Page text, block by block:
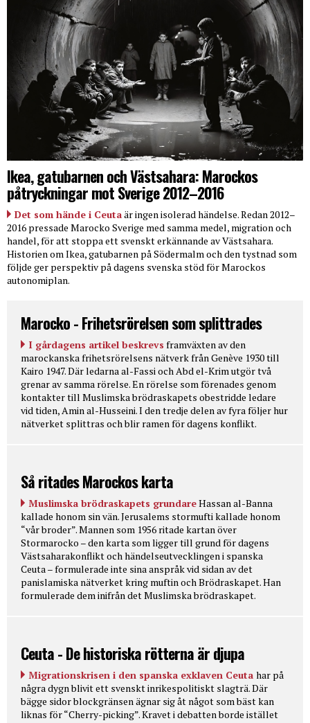
Ikea, gatubarnen och Västsahara: Marockos
påtryckningar mot Sverige 2012–2016
Det som hände i Ceutaär ingen isolerad händelse. Redan 2012–
2016 pressade Marocko Sverige med samma medel, migration och
handel, för att stoppa ett svenskt erkännande av Västsahara.
Historien om Ikea, gatubarnen på Södermalm och den tystnad som
följde ger perspektiv på dagens svenska stöd för Marockos
autonomiplan.
Marocko - Frihetsrörelsen som splittrades
I gårdagens artikel beskrevs framväxten av den
marockanska frihetsrörelsens nätverk från Genève 1930 till
Kairo 1947. Där ledarna al-Fassi och Abd el-Krim utgör två
grenar av samma rörelse. En rörelse som förenades genom
kontakter till Muslimska brödraskapets obestridde ledare
vid tiden, Amin al-Husseini. I den tredje delen av fyra följer hur
nätverket splittras och blir ramen för dagens konflikt.
Så ritades Marockos karta
Muslimska brödraskapets grundareHassan al-Banna
kallade honom sin vän. Jerusalems stormufti kallade honom
“vår broder”. Mannen som 1956 ritade kartan över
Stormarocko – den karta som ligger till grund för dagens
Västsaharakonflikt och händelseutvecklingen i spanska
Ceuta – formulerade inte sina anspråk vid sidan av det
panislamiska nätverket kring muftin och Brödraskapet. Han
formulerade dem inifrån det Muslimska brödraskapet.
Ceuta - De historiska rötterna är djupa
Migrationskrisen i den spanska exklaven Ceuta har på
några dygn blivit ett svenskt inrikespolitiskt slagträ. Där
bägge sidor blockgränsen ägnar sig åt något som bäst kan
liknas för “Cherry-picking”. Kravet i debatten borde istället